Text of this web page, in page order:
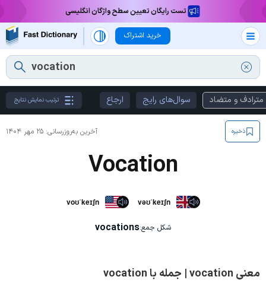
تست رایگان تعیین سطح واژگان انگلیسی
خرید اشتراک
مترادف و متضاد سوال‌های رایج ارجاع ترتیب نمایش نتایج
آخرین به‌روزرسانی: ۲۵ مهر ۱۴۰۴ ذخیره
Vocation
voʊˈkeɪʃn vəʊˈkeɪʃn
شکل جمع:vocations
معنی vocation | جمله با vocation